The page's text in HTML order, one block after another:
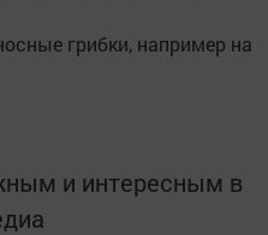
грибки, например на
и интересным в